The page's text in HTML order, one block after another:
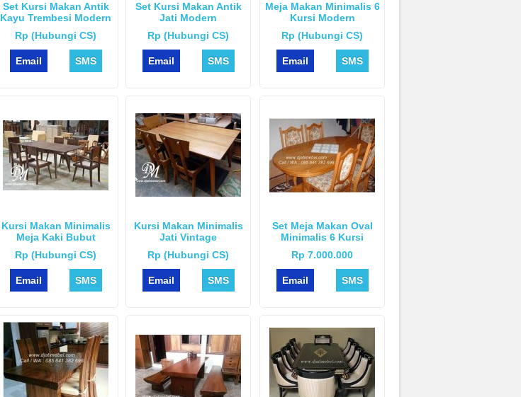
Set Kursi Makan Antik
Kayu Trembesi Modern
Rp (Hubungi CS)
Email SMS
Set Kursi Makan Antik
Jati Modern
Rp (Hubungi CS)
Email SMS
Meja Makan Minimalis 6
Kursi Modern
Rp (Hubungi CS)
Email SMS
Kursi Makan Minimalis
Meja Kaki Bubut
Rp (Hubungi CS)
Email SMS
Kursi Makan Minimalis
Jati Vintage
Rp (Hubungi CS)
Email SMS
Set Meja Makan Oval
Minimalis 6 Kursi
Rp 7.000.000
Email SMS